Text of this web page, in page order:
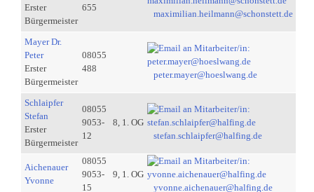
Erster
Bürgermeister
655
maximilian.heilmann@schonstett.de
Mayer Dr.
Peter
Erster
Bürgermeister
08055
488
peter.mayer@hoeslwang.de
Schlaipfer
Stefan
Erster
Bürgermeister
08055
9053-
12
8, 1. OG
stefan.schlaipfer@halfing.de
Aichenauer
Yvonne
08055
9053-
15
9, 1. OG
yvonne.aichenauer@halfing.de